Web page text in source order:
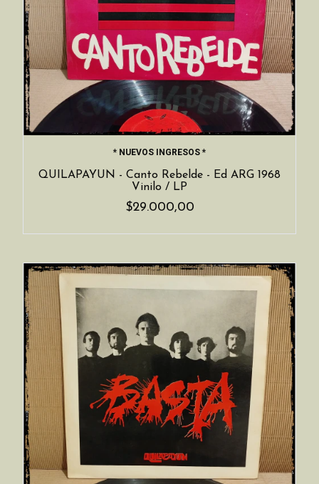
* NUEVOS INGRESOS *
QUILAPAYUN - Canto Rebelde - Ed ARG 1968
Vinilo / LP
$29.000,00